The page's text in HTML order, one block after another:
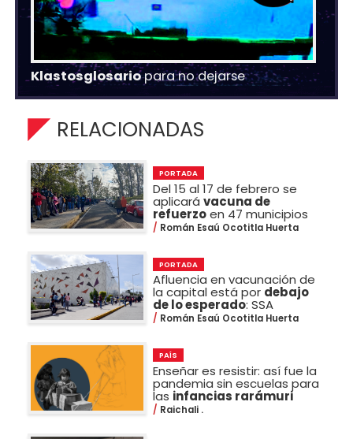
Klastosglosariopara no dejarse
RELACIONADAS
PORTADA
Del 15 al 17 de febrero se
aplicarávacuna de
refuerzoen 47 municipios
Román Esaú Ocotitla Huerta
PORTADA
Afluencia en vacunación de
la capital está por debajo
de lo esperado: SSA
Román Esaú Ocotitla Huerta
PAÍS
Enseñar es resistir: así fue la
pandemia sin escuelas para
las infancias rarámuri
Raichali .